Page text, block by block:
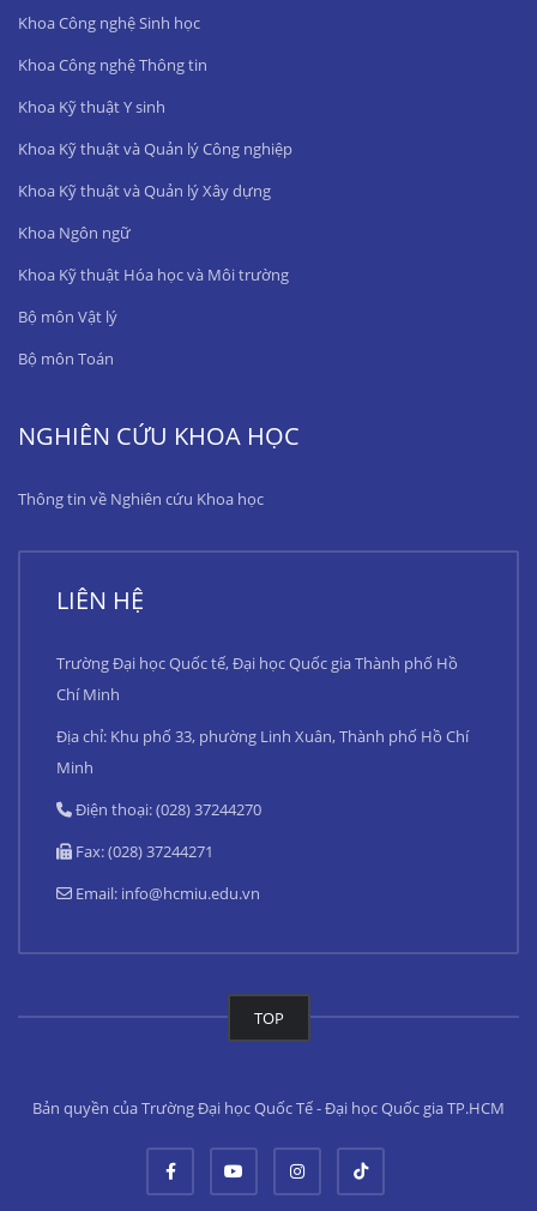
Khoa Công nghệ Sinh học
Khoa Công nghệ Thông tin
Khoa Kỹ thuật Y sinh
Khoa Kỹ thuật và Quản lý Công nghiệp
Khoa Kỹ thuật và Quản lý Xây dựng
Khoa Ngôn ngữ
Khoa Kỹ thuật Hóa học và Môi trường
Bộ môn Vật lý
Bộ môn Toán
NGHIÊN CỨU KHOA HỌC
Thông tin về Nghiên cứu Khoa học
LIÊN HỆ
Trường Đại học Quốc tế, Đại học Quốc gia Thành phố Hồ
Chí Minh
Địa chỉ: Khu phố 33, phường Linh Xuân, Thành phố Hồ Chí
Minh
Điện thoại: (028) 37244270
Fax: (028) 37244271
Email: info@hcmiu.edu.vn
TOP
Bản quyền của Trường Đại học Quốc Tế - Đại học Quốc gia TP.HCM